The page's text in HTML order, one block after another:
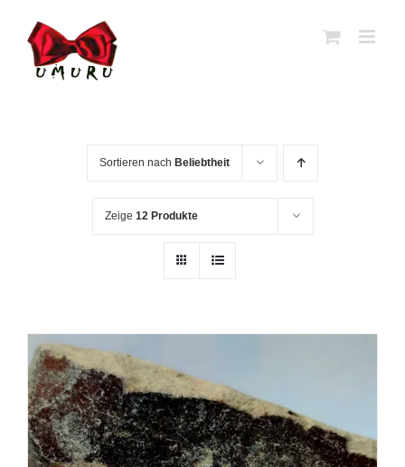
Inhalt
springen
Sortieren nach Beliebtheit
Zeige 12 Produkte